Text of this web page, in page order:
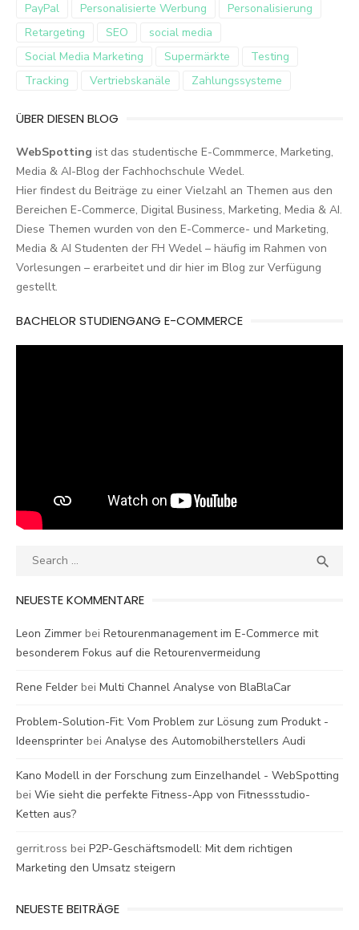
PayPal
Personalisierte Werbung
Personalisierung
Retargeting
SEO
social media
Social Media Marketing
Supermärkte
Testing
Tracking
Vertriebskanäle Zahlungssysteme
ÜBER DIESEN BLOG
WebSpotting ist das studentische E-Commmerce, Marketing,
Media & AI-Blog der Fachhochschule Wedel.
Hier findest du Beiträge zu einer Vielzahl an Themen aus den
Bereichen E-Commerce, Digital Business, Marketing, Media & AI.
Diese Themen wurden von den E-Commerce- und Marketing,
Media & AI Studenten der FH Wedel – häufig im Rahmen von
Vorlesungen – erarbeitet und dir hier im Blog zur Verfügung
gestellt.
BACHELOR STUDIENGANG E-COMMERCE
Search

NEUESTE KOMMENTARE
Leon Zimmer bei Retourenmanagement im E-Commerce mit
besonderem Fokus auf die Retourenvermeidung
Rene Felder bei Multi Channel Analyse von BlaBlaCar
Problem-Solution-Fit: Vom Problem zur Lösung zum Produkt -
Ideensprinter bei Analyse des Automobilherstellers Audi
Kano Modell in der Forschung zum Einzelhandel - WebSpotting
bei Wie sieht die perfekte Fitness-App von Fitnessstudio-
Ketten aus?
gerrit.ross bei P2P-Geschäftsmodell: Mit dem richtigen
Marketing den Umsatz steigern
NEUESTE BEITRÄGE